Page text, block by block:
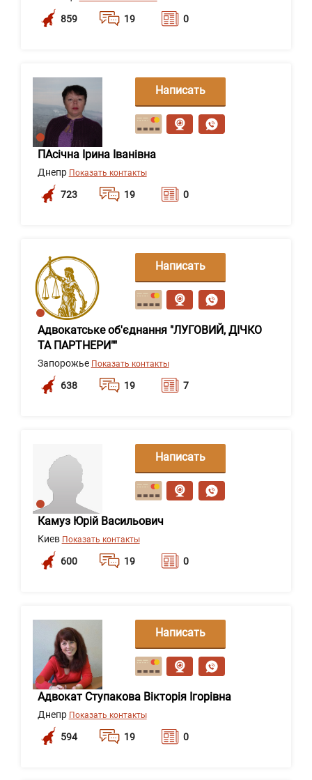
859 19 0
ПАсічна Ірина Іванівна
Днепр Показать контакты
723 19 0
Написать
сообщение
Адвокатське об'єднання "ЛУГОВИЙ, ДІЧКО
ТА ПАРТНЕРИ""
Запорожье Показать контакты
638 19 7
Написать
сообщение
Камуз Юрій Васильович
Киев Показать контакты
600 19 0
Написать
сообщение
Адвокат Ступакова Вікторія Ігорівна
Днепр Показать контакты
594 19 0
Написать
сообщение